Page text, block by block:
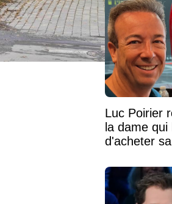
Luc Poirier
la dame qui
d'acheter